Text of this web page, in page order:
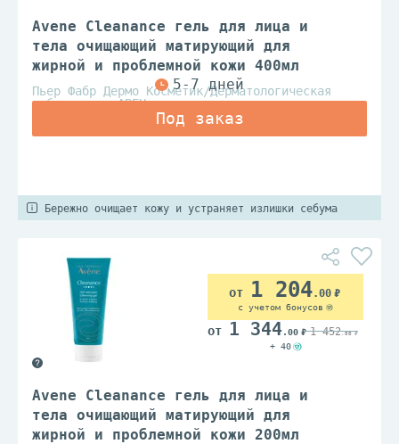
Avene Cleanance гель для лица и
тела очищающий матирующий для
жирной и проблемной кожи 400мл
Пьер Фабр Дермо Косметик/Дерматологическая
лаборатория АВЕН
Бережно очищает кожу и устраняет излишки себума
Avene Cleanance гель для лица и
тела очищающий матирующий для
жирной и проблемной кожи 200мл
1 204.00
с учетом бонусов
1 344.00 1 452.00
+ 40